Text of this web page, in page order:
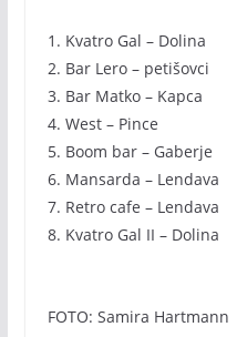
1. Kvatro Gal – Dolina
2. Bar Lero – petišovci
3. Bar Matko – Kapca
4. West – Pince
5. Boom bar – Gaberje
6. Mansarda – Lendava
7. Retro cafe – Lendava
8. Kvatro Gal II – Dolina
FOTO: Samira Hartmann